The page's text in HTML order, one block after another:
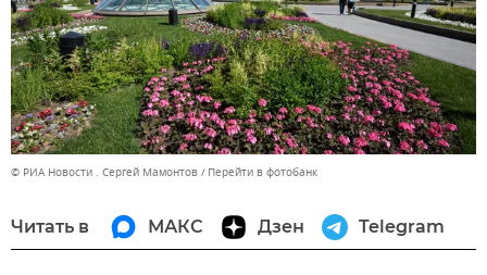
© РИА Новости . Сергей Мамонтов Перейти в фотобанк
Читать в МАКС Дзен Telegram